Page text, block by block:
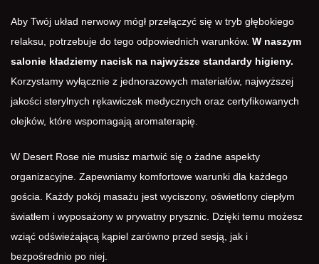
Aby Twój układ nerwowy mógł przełączyć się w tryb głębokiego
relaksu, potrzebuje do tego odpowiednich warunków. W naszym
salonie kładziemy nacisk na najwyższe standardy higieny.
Korzystamy wyłącznie z jednorazowych materiałów, najwyższej
jakości sterylnych rękawiczek medycznych oraz certyfikowanych
olejków, które wspomagają aromaterapię.
W Desert Rose nie musisz martwić się o żadne aspekty
organizacyjne. Zapewniamy komfortowe warunki dla każdego
gościa. Każdy pokój masażu jest wyciszony, oświetlony ciepłym
światłem i wyposażony w prywatny prysznic. Dzięki temu możesz
wziąć odświeżającą kąpiel zarówno przed sesją, jak i
bezpośrednio po niej.